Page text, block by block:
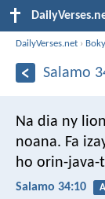
DailyVerses.net ›
Salamo
Na dia ny
noana. Fa
ho orin-java-
Salamo 34:10